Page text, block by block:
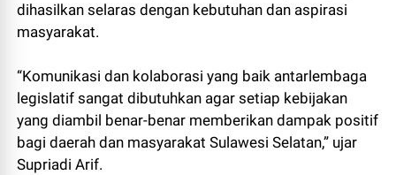
dihasilkan selaras dengan kebutuhan dan aspirasi
masyarakat.
“Komunikasi dan kolaborasi yang baik antarlembaga
legislatif sangat dibutuhkan agar setiap kebijakan
yang diambil benar-benar memberikan dampak positif
bagi daerah dan masyarakat Sulawesi Selatan,” ujar
Supriadi Arif.